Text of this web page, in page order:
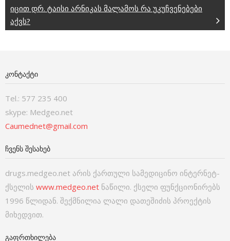
იცით დრ. ტაისი არნიკას მალამოს რა უკუჩვენებები
აქვს?
ᲙᲝᲜᲢᲐᲥᲢᲘ
Tel.: 577 235 400
skype: Medgeo.net
Caumednet@gmail.com
ᲩᲕᲔᲜᲡ ᲨᲔᲡᲐᲮᲔᲑ
drugs.medgeo.net არის ქართული სამედიცინო ინტერნეტ-
ქსელის www.medgeo.net ნაწილი. ქსელი ფუნქციონირებს
1996 წლიდან. შექმნილია ლალი დათეშიძის პროექტის
მიხედვით.
ᲒᲐᲤᲠᲗᲮᲘᲚᲔᲑᲐ